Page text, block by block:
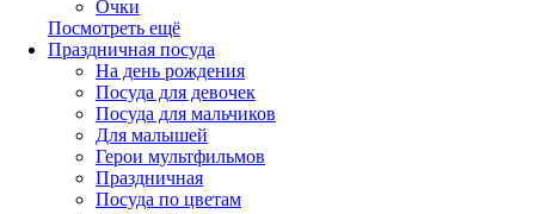
Очки
Посмотреть ещё
Праздничная посуда
На день рождения
Посуда для девочек
Посуда для мальчиков
Для малышей
Герои мультфильмов
Праздничная
Посуда по цветам